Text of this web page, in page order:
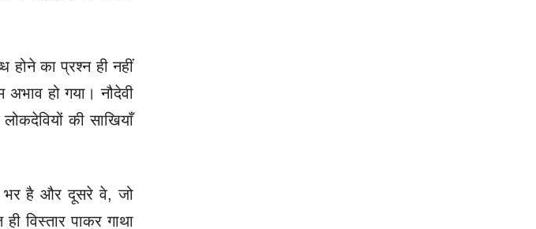
का प्रश्न ही नहीं
हो गया। नौदेवी
की साखियाँ
भर है और दूसरे वे, जो
विस्तार पाकर गाथा